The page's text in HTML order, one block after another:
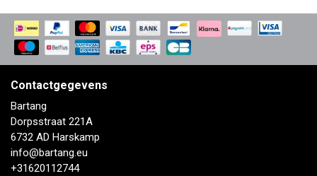
Contactgegevens
Bartang
Dorpsstraat 221A
6732 AD Harskamp
info@bartang.eu
+31620112744